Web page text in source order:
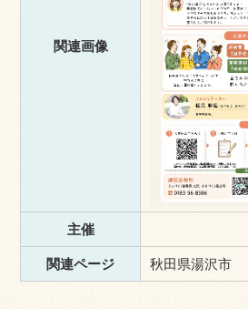
関連画像
主催
関連ページ 秋田県湯沢市